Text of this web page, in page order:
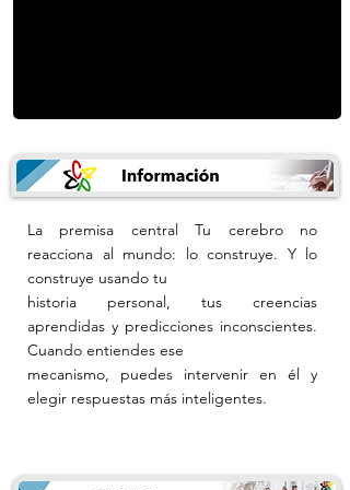
La premisa central Tu cerebro no
reacciona al mundo: lo construye. Y lo
construye usando tu
historia personal, tus creencias
aprendidas y predicciones inconscientes.
Cuando entiendes ese
mecanismo, puedes intervenir en él y
elegir respuestas más inteligentes.